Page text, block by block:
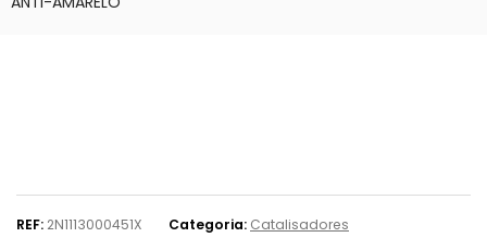
REF: 2N1113000451X Categoria: Catalisadores